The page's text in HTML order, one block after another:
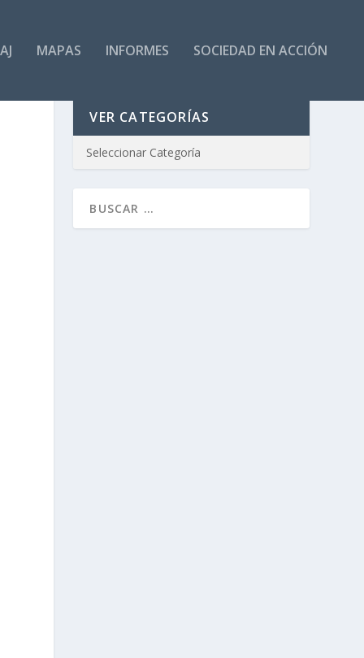
MAPAS INFORMES SOCIEDAD EN ACCIÓN
VER CATEGORÍAS